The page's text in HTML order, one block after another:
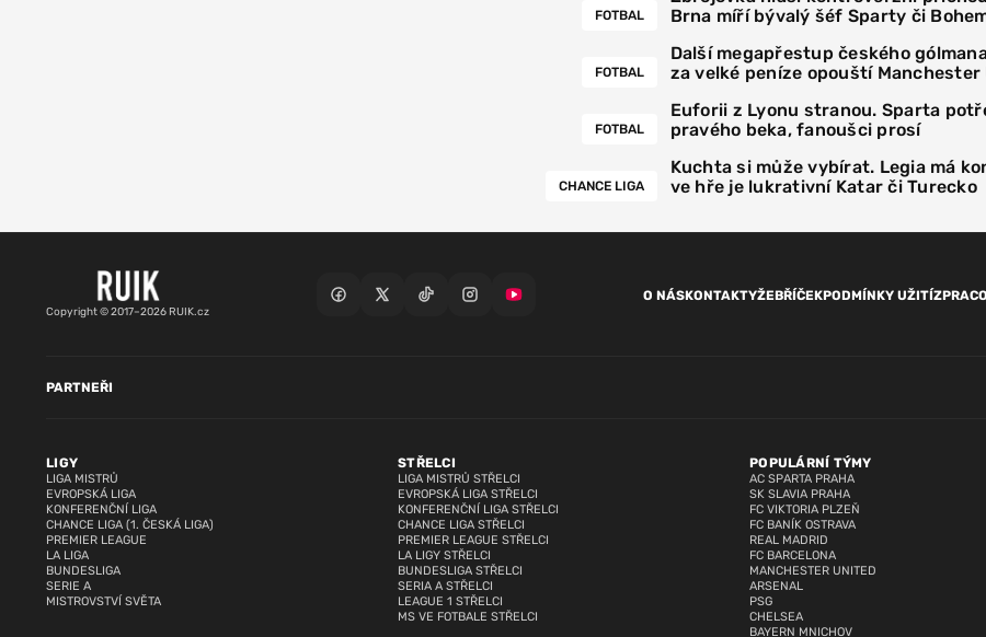
FOTBAL
Brna míří bývalý šéf Sparty či
FOTBAL
Další megapřestup českého
za velké peníze opouští Manchester
FOTBAL
Euforii z Lyonu stranou. Sparta
pravého beka, fanoušci prosí
CHANCE LIGA
Kuchta si může vybírat. Legia má
ve hře je lukrativní Katar či Turecko
Copyright © 2017–2026 RUIK.cz
O NÁSKONTAKTYŽEBŘÍČEKPODMÍNKY UŽITÍ
LIGY
LIGA MISTRŮ
EVROPSKÁ LIGA
KONFERENČNÍ LIGA
CHANCE LIGA (1. ČESKÁ LIGA)
PREMIER LEAGUE
LA LIGA
BUNDESLIGA
SERIE A
MISTROVSTVÍ SVĚTA
STŘELCI
LIGA MISTRŮ STŘELCI
EVROPSKÁ LIGA STŘELCI
KONFERENČNÍ LIGA STŘELCI
CHANCE LIGA STŘELCI
PREMIER LEAGUE STŘELCI
LA LIGY STŘELCI
BUNDESLIGA STŘELCI
SERIA A STŘELCI
LEAGUE 1 STŘELCI
MS VE FOTBALE STŘELCI
POPULÁRNÍ TÝMY
AC SPARTA PRAHA
SK SLAVIA PRAHA
FC VIKTORIA PLZEŇ
FC BANÍK OSTRAVA
REAL MADRID
FC BARCELONA
MANCHESTER UNITED
ARSENAL
PSG
CHELSEA
BAYERN MNICHOV
PARTNEŘI